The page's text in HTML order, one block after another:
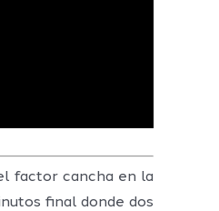
factor cancha en la
final donde dos